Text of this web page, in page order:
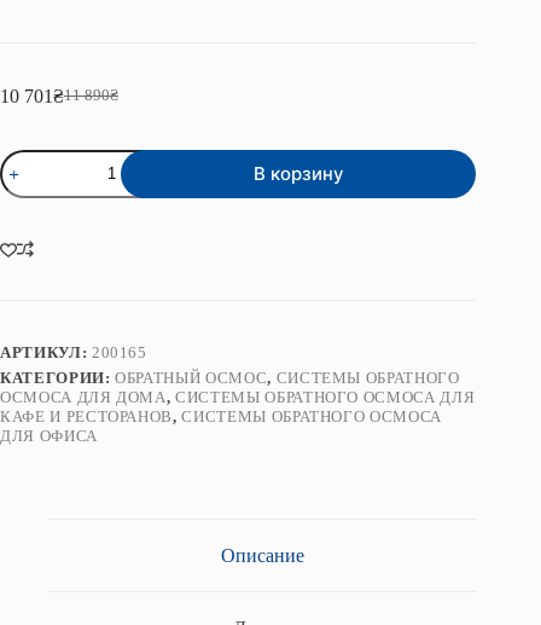
11 890₴
Первоначальная
составляла
890₴.
10 701₴Текущая
10
Количество
товара
Система
осмоса
200G
200P-
16JG-
P
В корзину
АРТИКУЛ: 200165
КАТЕГОРИИ:ОБРАТНЫЙ ОСМОС, СИСТЕМЫ ОБРАТНОГО
ОСМОСА ДЛЯ ДОМА,СИСТЕМЫ ОБРАТНОГО ОСМОСА ДЛЯ
КАФЕ И РЕСТОРАНОВ,СИСТЕМЫ ОБРАТНОГО ОСМОСА
ДЛЯ ОФИСА
Описание